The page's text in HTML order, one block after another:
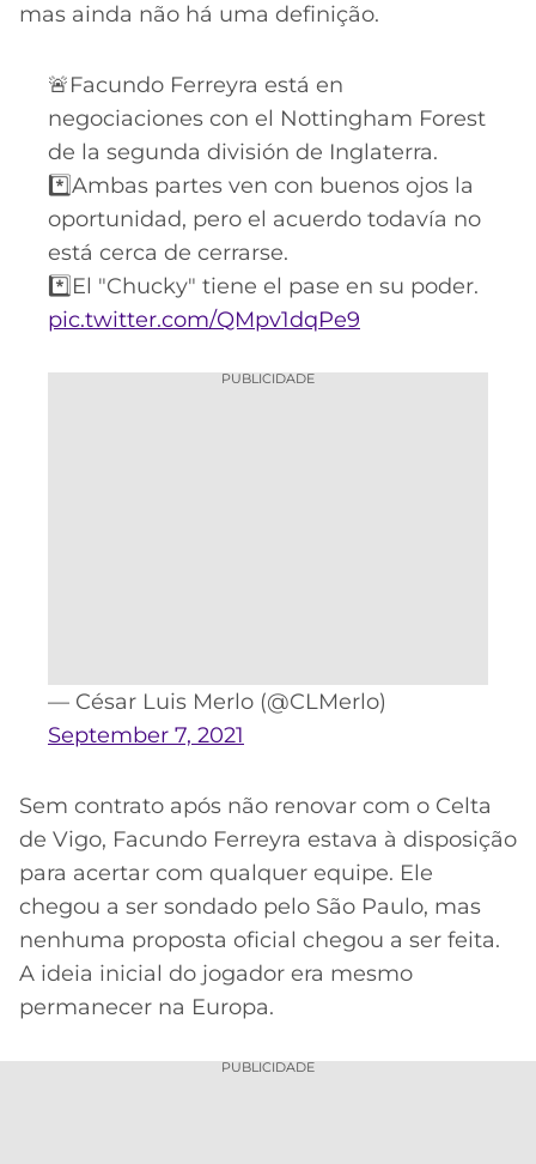
CRUZEIRO
mas ainda não há uma definição.
🚨Facundo Ferreyra está en
negociaciones con el Nottingham Forest
de la segunda división de Inglaterra.
*️⃣Ambas partes ven con buenos ojos la
oportunidad, pero el acuerdo todavía no
está cerca de cerrarse.
*️⃣El "Chucky" tiene el pase en su poder.
pic.twitter.com/QMpv1dqPe9
PUBLICIDADE
— César Luis Merlo (@CLMerlo)
September 7, 2021
Sem contrato após não renovar com o Celta
de Vigo, Facundo Ferreyra estava à disposição
para acertar com qualquer equipe. Ele
chegou a ser sondado pelo São Paulo, mas
nenhuma proposta oficial chegou a ser feita.
A ideia inicial do jogador era mesmo
permanecer na Europa.
PUBLICIDADE